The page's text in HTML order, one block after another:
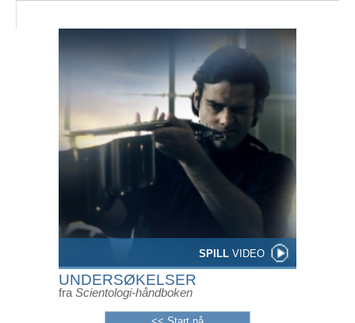
SPILL VIDEO
UNDERSØKELSER
fra Scientologi-håndboken